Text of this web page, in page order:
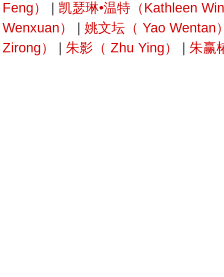
Feng）
凯瑟琳•温特（Kathleen
Wenxuan）
姚文坛（ Yao Wentan
Zirong）
朱影（ Zhu Ying） 朱赢